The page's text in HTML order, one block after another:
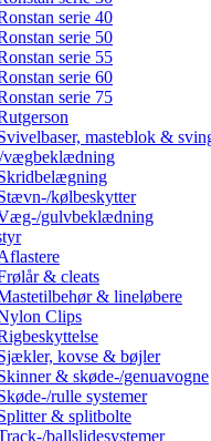
serie 40
serie 50
serie 55
serie 60
serie 75
masteblok &
kølbeskytter
gulvbeklædning
& cleats
& lineløbere
Clips
kovse & bøjler
& skøde-/genuavogne
rulle systemer
& splitbolte
ballslidesystemer